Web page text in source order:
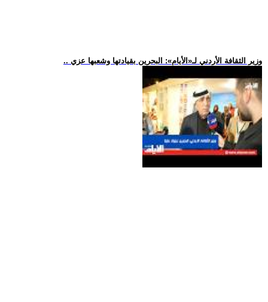
.. وزير الثقافة الأردني لـ«الأيام»: البحرين بقيادتها وشعبها عزي